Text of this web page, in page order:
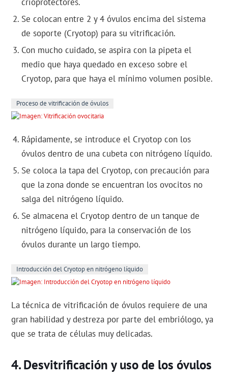
Se colocan entre 2 y 4 óvulos encima del sistema
de soporte (Cryotop) para su vitrificación.
Con mucho cuidado, se aspira con la pipeta el
medio que haya quedado en exceso sobre el
Cryotop, para que haya el mínimo volumen posible.
Proceso de vitrificación de óvulos
Rápidamente, se introduce el Cryotop con los
óvulos dentro de una cubeta con nitrógeno líquido.
Se coloca la tapa del Cryotop, con precaución para
que la zona donde se encuentran los ovocitos no
salga del nitrógeno líquido.
Se almacena el Cryotop dentro de un tanque de
nitrógeno líquido, para la conservación de los
óvulos durante un largo tiempo.
Introducción del Cryotop en nitrógeno líquido
La técnica de vitrificación de óvulos requiere de una
gran habilidad y destreza por parte del embriólogo, ya
que se trata de células muy delicadas.
Desvitrificación y uso de los óvulos